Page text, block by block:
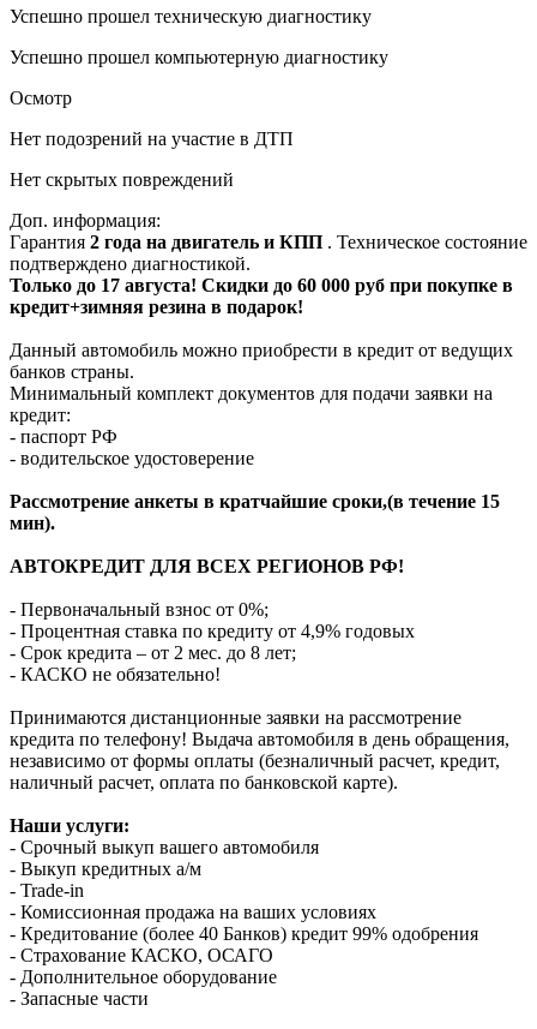
Успешно прошел техническую диагностику
Успешно прошел компьютерную диагностику
Осмотр
Нет подозрений на участие в ДТП
Нет скрытых повреждений
Доп. информация:
Гарантия 2 года на двигатель и КПП . Техническое состояние
подтверждено диагностикой.
Только до 17 августа! Скидки до 60 000 руб при покупке в
кредит+зимняя резина в подарок!
Данный автомобиль можно приобрести в кредит от ведущих
банков страны.
Минимальный комплект документов для подачи заявки на
кредит:
- паспорт РФ
- водительское удостоверение
Рассмотрение анкеты в кратчайшие сроки,(в течение 15
мин).
АВТОКРЕДИТ ДЛЯ ВСЕХ РЕГИОНОВ РФ!
- Первоначальный взнос от 0%;
- Процентная ставка по кредиту от 4,9% годовых
- Срок кредита – от 2 мес. до 8 лет;
- КАСКО не обязательно!
Принимаются дистанционные заявки на рассмотрение
кредита по телефону! Выдача автомобиля в день обращения,
независимо от формы оплаты (безналичный расчет, кредит,
наличный расчет, оплата по банковской карте).
Наши услуги:
- Срочный выкуп вашего автомобиля
- Выкуп кредитных а/м
- Trade-in
- Комиссионная продажа на ваших условиях
- Кредитование (более 40 Банков) кредит 99% одобрения
- Страхование КАСКО, ОСАГО
- Дополнительное оборудование
- Запасные части